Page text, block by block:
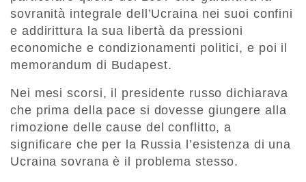
sovranità integrale dell’Ucraina nei suoi confini
e addirittura la sua libertà da pressioni
economiche e condizionamenti politici, e poi il
memorandum di Budapest.
Nei mesi scorsi, il presidente russo dichiarava
che prima della pace si dovesse giungere alla
rimozione delle cause del conflitto, a
significare che per la Russia l’esistenza di una
Ucraina sovrana è il problema stesso.